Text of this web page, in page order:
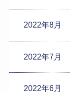
2022年8月
2022年7月
2022年6月